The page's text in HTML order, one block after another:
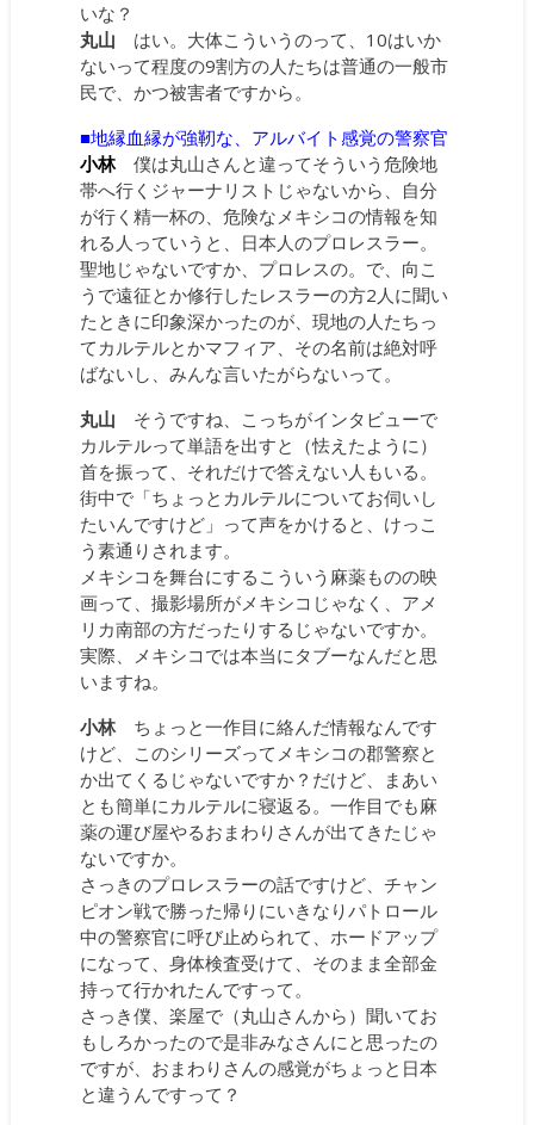
いな？
丸山 はい。大体こういうのって、10はいか
ないって程度の9割方の人たちは普通の一般市
民で、かつ被害者ですから。
■地縁血縁が強靭な、アルバイト感覚の警察官
小林僕は丸山さんと違ってそういう危険地
帯へ行くジャーナリストじゃないから、自分
が行く精一杯の、危険なメキシコの情報を知
れる人っていうと、日本人のプロレスラー。
聖地じゃないですか、プロレスの。で、向こ
うで遠征とか修行したレスラーの方2人に聞い
たときに印象深かったのが、現地の人たちっ
てカルテルとかマフィア、その名前は絶対呼
ばないし、みんな言いたがらないって。
丸山 そうですね、こっちがインタビューで
カルテルって単語を出すと（怯えたように）
首を振って、それだけで答えない人もいる。
街中で「ちょっとカルテルについてお伺いし
たいんですけど」って声をかけると、けっこ
う素通りされます。
メキシコを舞台にするこういう麻薬ものの映
画って、撮影場所がメキシコじゃなく、アメ
リカ南部の方だったりするじゃないですか。
実際、メキシコでは本当にタブーなんだと思
いますね。
小林ちょっと一作目に絡んだ情報なんです
けど、このシリーズってメキシコの郡警察と
か出てくるじゃないですか？だけど、まあい
とも簡単にカルテルに寝返る。一作目でも麻
薬の運び屋やるおまわりさんが出てきたじゃ
ないですか。
さっきのプロレスラーの話ですけど、チャン
ピオン戦で勝った帰りにいきなりパトロール
中の警察官に呼び止められて、ホードアップ
になって、身体検査受けて、そのまま全部金
持って行かれたんですって。
さっき僕、楽屋で（丸山さんから）聞いてお
もしろかったので是非みなさんにと思ったの
ですが、おまわりさんの感覚がちょっと日本
と違うんですって？